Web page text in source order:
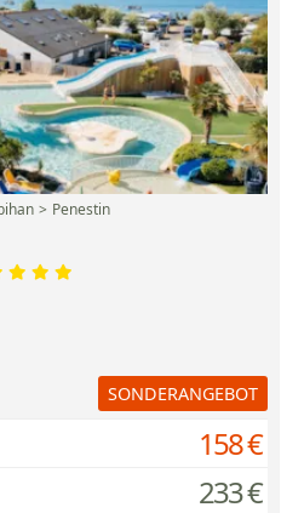
Penestin
SONDERANGEBOT
158 €
233 €